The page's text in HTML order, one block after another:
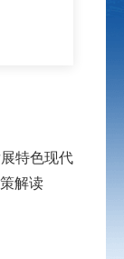
特色现代
解读